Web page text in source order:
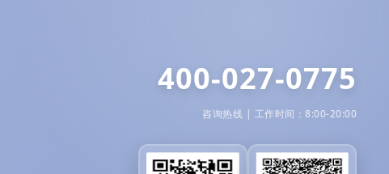
400-027-0775
咨询热线 | 工作时间：8:00-20:00